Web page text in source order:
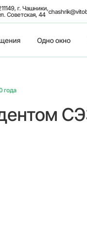
г. Чашники,
Советская, 44
Одно окно
года